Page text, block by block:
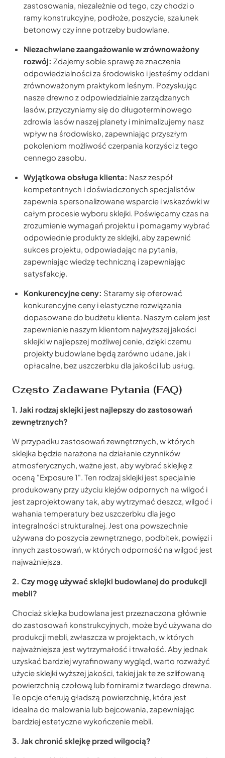
zastosowania, niezależnie od tego, czy chodzi o
ramy konstrukcyjne, podłoże, poszycie, szalunek
betonowy czy inne potrzeby budowlane.
Niezachwiane zaangażowanie w zrównoważony
rozwój: Zdajemy sobie sprawę ze znaczenia
odpowiedzialności za środowisko i jesteśmy oddani
zrównoważonym praktykom leśnym. Pozyskując
nasze drewno z odpowiedzialnie zarządzanych
lasów, przyczyniamy się do długoterminowego
zdrowia lasów naszej planety i minimalizujemy nasz
wpływ na środowisko, zapewniając przyszłym
pokoleniom możliwość czerpania korzyści z tego
cennego zasobu.
Wyjątkowa obsługa klienta: Nasz zespół
kompetentnych i doświadczonych specjalistów
zapewnia spersonalizowane wsparcie i wskazówki w
całym procesie wyboru sklejki. Poświęcamy czas na
zrozumienie wymagań projektu i pomagamy wybrać
odpowiednie produkty ze sklejki, aby zapewnić
sukces projektu, odpowiadając na pytania,
zapewniając wiedzę techniczną i zapewniając
satysfakcję.
Konkurencyjne ceny: Staramy się oferować
konkurencyjne ceny i elastyczne rozwiązania
dopasowane do budżetu klienta. Naszym celem jest
zapewnienie naszym klientom najwyższej jakości
sklejki w najlepszej możliwej cenie, dzięki czemu
projekty budowlane będą zarówno udane, jak i
opłacalne, bez uszczerbku dla jakości lub usług.
Często Zadawane Pytania (FAQ)
1. Jaki rodzaj sklejki jest najlepszy do zastosowań
zewnętrznych?
W przypadku zastosowań zewnętrznych, w których
sklejka będzie narażona na działanie czynników
atmosferycznych, ważne jest, aby wybrać sklejkę z
oceną "Exposure 1". Ten rodzaj sklejki jest specjalnie
produkowany przy użyciu klejów odpornych na wilgoć i
jest zaprojektowany tak, aby wytrzymać deszcz, wilgoć i
wahania temperatury bez uszczerbku dla jego
integralności strukturalnej. Jest ona powszechnie
używana do poszycia zewnętrznego, podbitek, powięzi i
innych zastosowań, w których odporność na wilgoć jest
najważniejsza.
2. Czy mogę używać sklejki budowlanej do produkcji
mebli?
Chociaż sklejka budowlana jest przeznaczona głównie
do zastosowań konstrukcyjnych, może być używana do
produkcji mebli, zwłaszcza w projektach, w których
najważniejsza jest wytrzymałość i trwałość. Aby jednak
uzyskać bardziej wyrafinowany wygląd, warto rozważyć
użycie sklejki wyższej jakości, takiej jak te ze szlifowaną
powierzchnią czołową lub fornirami z twardego drewna.
Te opcje oferują gładszą powierzchnię, która jest
idealna do malowania lub bejcowania, zapewniając
bardziej estetyczne wykończenie mebli.
3. Jak chronić sklejkę przed wilgocią?